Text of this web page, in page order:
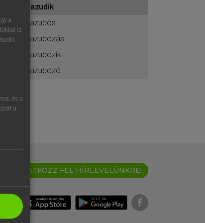
hazudik
hazudós
hazudozás
hazudozik
hazudozó
IRATKOZZ FEL HÍRLEVELÜNKRE!
a
is
és a
a